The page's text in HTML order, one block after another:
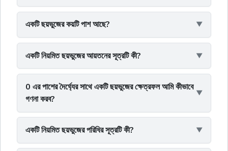
একটি ছয়ভুজের কয়টি পাশ আছে?
একটি নিয়মিত ছয়ভুজের আয়তনের সূত্রটি কী?
0 এর পাশের দৈর্ঘ্যের সাথে একটি ছয়ভুজের ক্ষেত্রফল আমি কীভাবে
গণনা করব?
একটি নিয়মিত ছয়ভুজের পরিধির সূত্রটি কী?